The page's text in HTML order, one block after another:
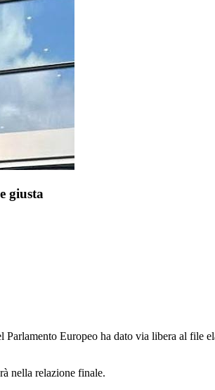
giusta
Europeo ha dato via libera al file
nella relazione finale.